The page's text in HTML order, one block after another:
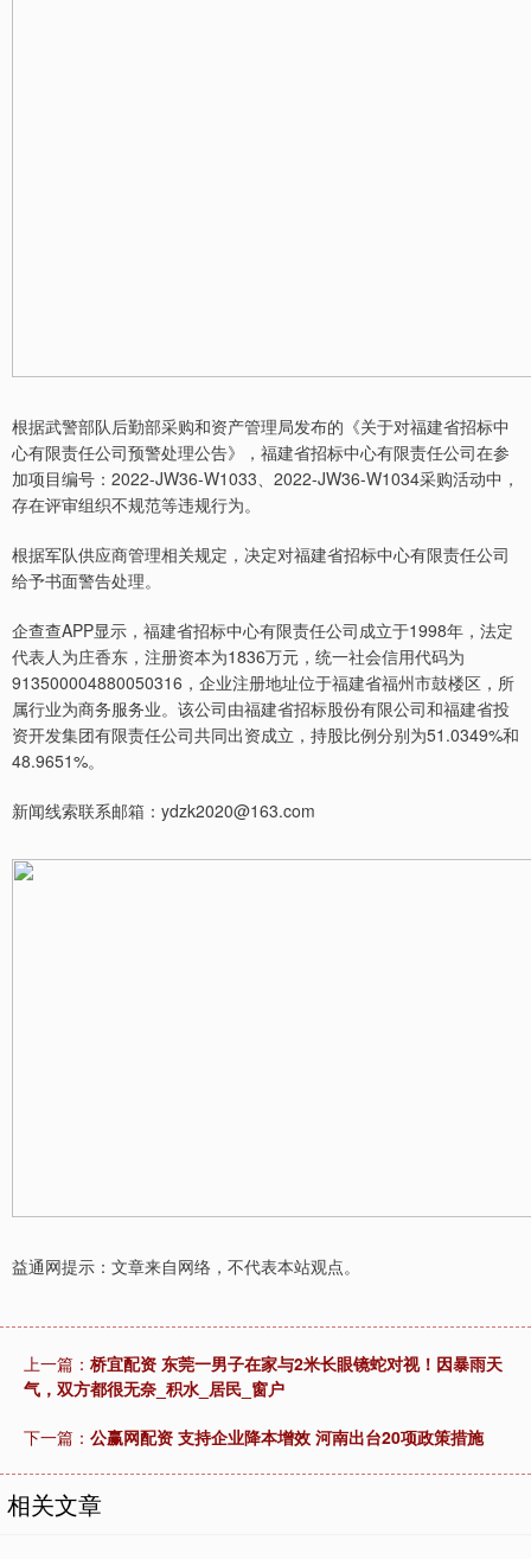
根据武警部队后勤部采购和资产管理局发布的《关于对福建省招标中
心有限责任公司预警处理公告》，福建省招标中心有限责任公司在参
加项目编号：2022-JW36-W1033、2022-JW36-W1034采购活动中，
存在评审组织不规范等违规行为。
根据军队供应商管理相关规定，决定对福建省招标中心有限责任公司
给予书面警告处理。
企查查APP显示，福建省招标中心有限责任公司成立于1998年，法定
代表人为庄香东，注册资本为1836万元，统一社会信用代码为
913500004880050316，企业注册地址位于福建省福州市鼓楼区，所
属行业为商务服务业。该公司由福建省招标股份有限公司和福建省投
资开发集团有限责任公司共同出资成立，持股比例分别为51.0349%和
48.9651%。
新闻线索联系邮箱：ydzk2020@163.com
益通网提示：文章来自网络，不代表本站观点。
上一篇： 桥宜配资 东莞一男子在家与2米长眼镜蛇对视！因暴雨天
气，双方都很无奈_积水_居民_窗户
下一篇： 公赢网配资 支持企业降本增效 河南出台20项政策措施
相关文章